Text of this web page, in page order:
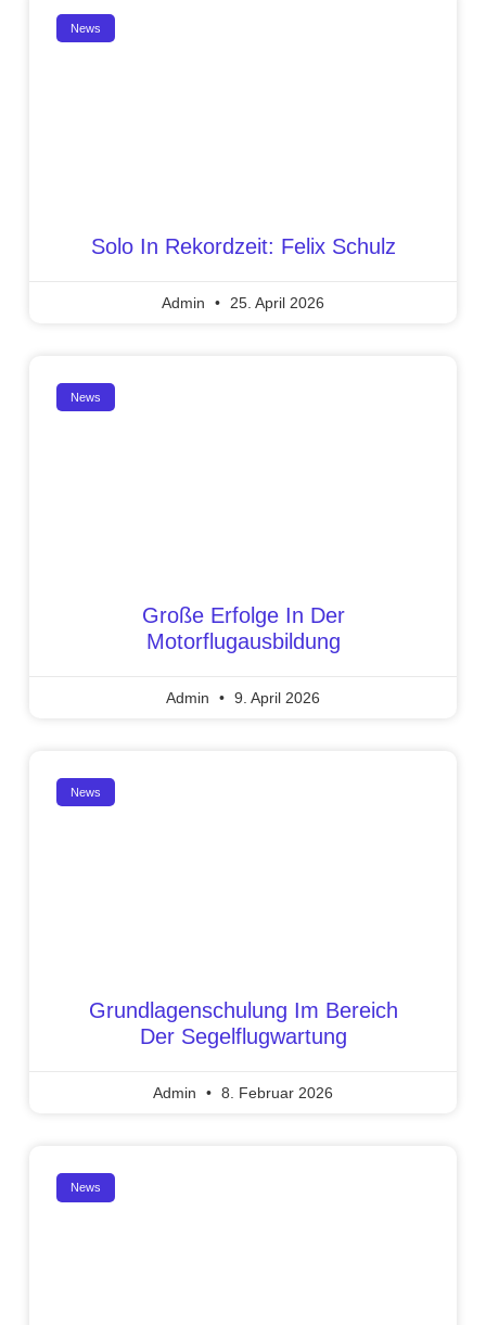
News
Solo In Rekordzeit: Felix Schulz
Admin 25. April 2026
News
Große Erfolge In Der
Motorflugausbildung
Admin 9. April 2026
News
Grundlagenschulung Im Bereich
Der Segelflugwartung
Admin 8. Februar 2026
News